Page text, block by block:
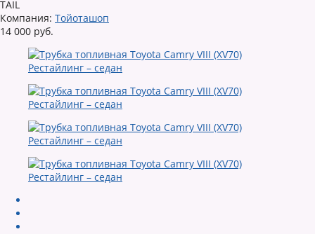
TAIL
Компания: Тойоташоп
14 000 руб.